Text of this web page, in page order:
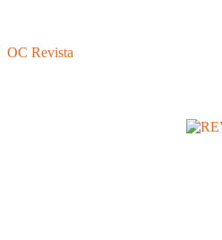
OC Revista